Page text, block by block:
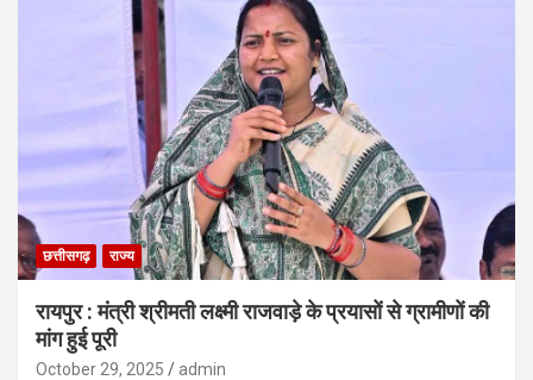
छत्तीसगढ़ राज्य
रायपुर : मंत्री श्रीमती लक्ष्मी राजवाड़े के प्रयासों से ग्रामीणों की
मांग हुई पूरी
October 29, 2025 admin